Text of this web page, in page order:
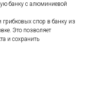
банку с алюминиевой
грибковых спор в банку из
Это позволяет
и сохранить